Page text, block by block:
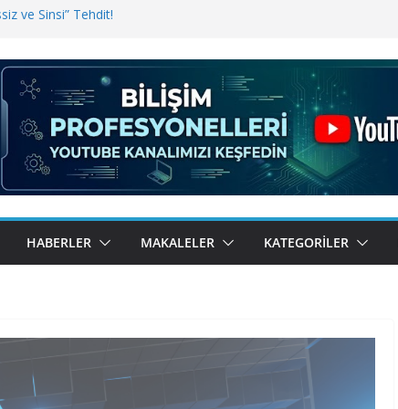
ve Sinsi” Tehdit!
Bugün BulutTahsilat’ta
Kemal Oral Tüm Sorularımızı
HABERLER MAKALELER KATEGORILER